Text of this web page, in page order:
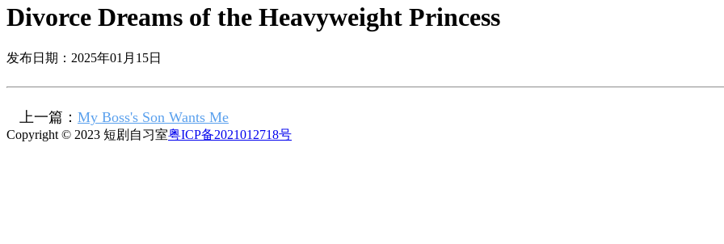
Divorce Dreams of the Heavyweight Princess
发布日期：2025年01月15日
上一篇： My Boss's Son Wants Me
Copyright © 2023 短剧自习室粤ICP备2021012718号